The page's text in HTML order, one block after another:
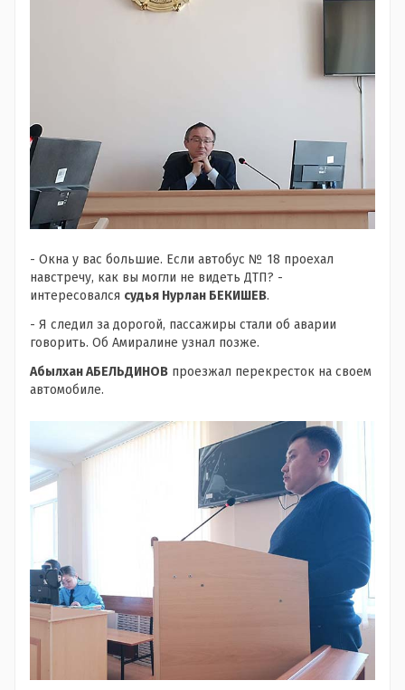
- Окна у вас большие. Если автобус № 18 проехал
навстречу, как вы могли не видеть ДТП? -
интересовался судья Нурлан БЕКИШЕВ.
- Я следил за дорогой, пассажиры стали об аварии
говорить. Об Амиралине узнал позже.
Абылхан АБЕЛЬДИНОВ проезжал перекресток на своем
автомобиле.